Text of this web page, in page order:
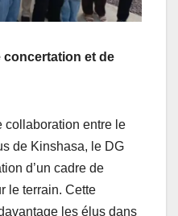
concertation et de
collaboration entre le
de Kinshasa, le DG
d’un cadre de
le terrain. Cette
les élus dans